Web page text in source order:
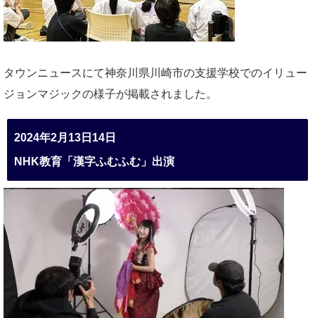
タウンニュースにて神奈川県川崎市の支援学校でのイリュー
ジョンマジックの様子が掲載されました。
2024年2月13日14日
NHK教育「漢字ふむふむ」出演